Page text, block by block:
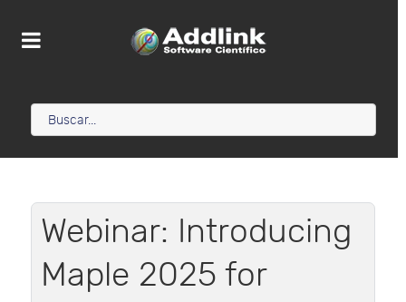
Webinar: Introducing
Maple 2025 for